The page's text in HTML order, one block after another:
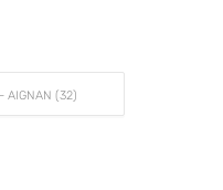
AIGNAN (32)